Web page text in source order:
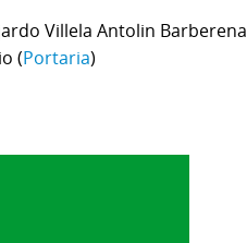
Villela Antolin Barberena
(Portaria)